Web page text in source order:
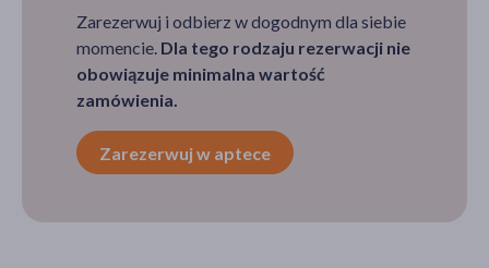
Zarezerwuj i odbierz w dogodnym dla siebie
momencie. Dla tego rodzaju rezerwacji nie
obowiązuje minimalna wartość
zamówienia.
Zarezerwuj w aptece